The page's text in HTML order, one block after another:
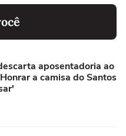
aposentadoria ao
a camisa do Santos